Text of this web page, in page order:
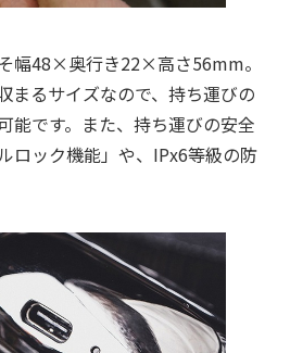
幅48×奥行き22×高さ56mm。
まるサイズなので、持ち運びの
能です。また、持ち運びの安全
ロック機能」や、IPx6等級の防